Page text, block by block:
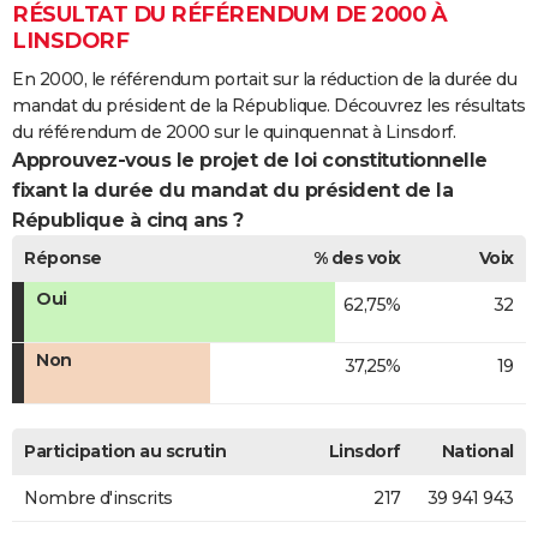
RÉSULTAT DU RÉFÉRENDUM DE 2000 À
LINSDORF
En 2000, le référendum portait sur la réduction de la durée du
mandat du président de la République. Découvrez les résultats
du référendum de 2000 sur le quinquennat à Linsdorf.
Approuvez-vous le projet de loi constitutionnelle
fixant la durée du mandat du président de la
République à cinq ans ?
Réponse % des voix
Voix
Oui
62,75% 32
Non 37,25% 19
Participation au scrutin Linsdorf National
Nombre d'inscrits 217 39 941 943